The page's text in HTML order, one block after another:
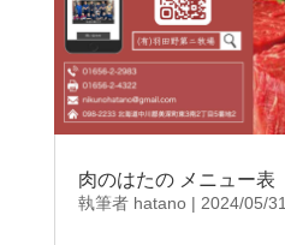
肉のはたの メニュー表
執筆者 hatano| 2024/05/31